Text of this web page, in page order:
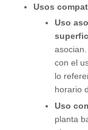
Usos
Uso
con el
lo
horario
Uso
planta